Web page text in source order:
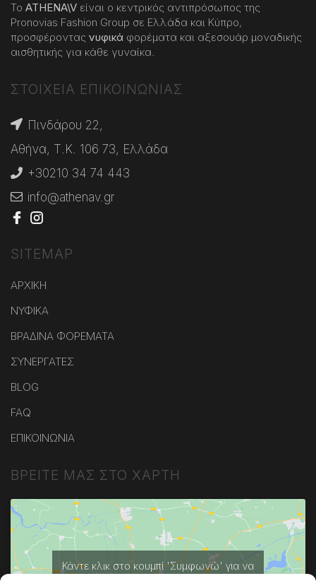
Το ATHENA\V είναι ο κεντρικός αντιπρόσωπος της
Pronovias Fashion Group σε Ελλάδα και Κύπρο,
προσφέροντας νυφικά φορέματα και αξεσουάρ μοναδικής
αισθητικής για κάθε γυναίκα.
ΣΤΟΙΧΕΙΑ ΕΠΙΚΟΙΝΩΝΙΑΣ
Πινδάρου 22,
Αθήνα, Τ.Κ. 106 73, Ελλάδα
+30210 34 74 443
info@athenav.gr
SITEMAP
ΑΡΧΙΚΗ
ΝΥΦΙΚΑ
ΒΡΑΔΙΝΑ ΦΟΡΕΜΑΤΑ
ΣΥΝΕΡΓΑΤΕΣ
BLOG
FAQ
ΕΠΙΚΟΙΝΩΝΙΑ
ΒΡΕΙΤΕ ΜΑΣ ΣΤΟ ΧΑΡΤΗ
Κάντε κλικ στο κουμπί 'Συμφωνώ' για να